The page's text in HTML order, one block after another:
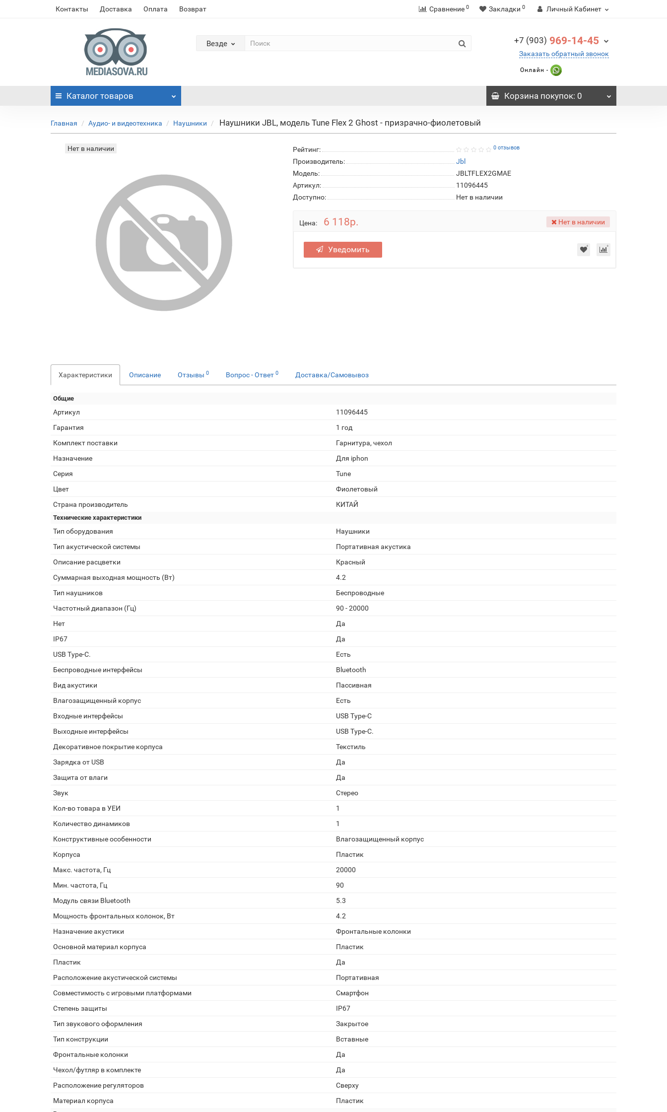
Контакты Доставка Оплата Возврат Сравнение 0 Закладки 0 Личный Кабинет
Везде +7 (903) 969-14-45
Заказать обратный звонок
Онлайн -
Каталог товаров Корзинапокупок: 0
Главная Аудио- и видеотехника Наушники Наушники JBL, модель Tune Flex 2 Ghost - призрачно-фиолетовый
Нет в наличии Рейтинг: 0 отзывов
Производитель:
Jbl
Модель:
JBLTFLEX2GMAE
Артикул:
11096445
Доступно:
Нет в наличии
Цена: 6 118р. Нет в наличии
Уведомить
Характеристики Описание Отзывы 0 Вопрос - Ответ 0 Доставка/Самовывоз
Общие
Артикул
11096445
Гарантия
1 год
Комплект поставки
Гарнитура, чехол
Назначение
Для iphon
Серия
Tune
Цвет
Фиолетовый
Страна производитель
КИТАЙ
Технические характеристики
Тип оборудования
Наушники
Тип акустической системы
Портативная акустика
Описание расцветки
Красный
Суммарная выходная мощность (Вт)
4.2
Тип наушников
Беспроводные
Частотный диапазон (Гц)
90 - 20000
Нет
Да
IP67
Да
USB Type-C.
Есть
Беспроводные интерфейсы
Bluetooth
Вид акустики
Пассивная
Влагозащищенный корпус
Есть
Входные интерфейсы
USB Type-C
Выходные интерфейсы
USB Type-C.
Декоративное покрытие корпуса
Текстиль
Зарядка от USB
Да
Защита от влаги
Да
Звук
Стерео
Кол-во товара в УЕИ
1
Количество динамиков
1
Конструктивные особенности
Влагозащищенный корпус
Корпуса
Пластик
Макс. частота, Гц
20000
Мин. частота, Гц
90
Модуль связи Bluetooth
5.3
Мощность фронтальных колонок, Вт
4.2
Назначение акустики
Фронтальные колонки
Основной материал корпуса
Пластик
Пластик
Да
Расположение акустической системы
Портативная
Совместимость с игровыми платформами
Смартфон
Степень защиты
IP67
Тип звукового оформления
Закрытое
Тип конструкции
Вставные
Фронтальные колонки
Да
Чехол/футляр в комплекте
Да
Расположение регуляторов
Сверху
Материал корпуса
Пластик